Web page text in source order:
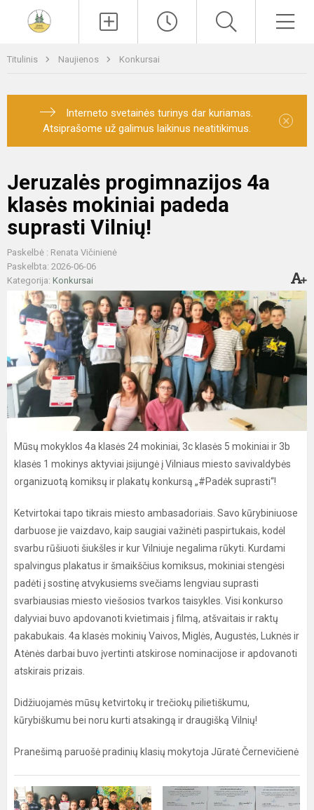
Titulinis Naujienos Konkursai
Interneto svetainės turinys dar kuriamas.
Atsiprašome už galimus laikinus neatitikimus.
×
Jeruzalės progimnazijos 4a
klasės mokiniai padeda
suprasti Vilnių!
Paskelbė : Renata Vičinienė
Paskelbta: 2026-06-06
Kategorija: Konkursai
Mūsų mokyklos 4a klasės 24 mokiniai, 3c klasės 5 mokiniai ir 3b
klasės 1 mokinys aktyviai įsijungė į Vilniaus miesto savivaldybės
organizuotą komiksų ir plakatų konkursą „#Padėk suprasti“!
Ketvirtokai tapo tikrais miesto ambasadoriais. Savo kūrybiniuose
darbuose jie vaizdavo, kaip saugiai važinėti paspirtukais, kodėl
svarbu rūšiuoti šiukšles ir kur Vilniuje negalima rūkyti. Kurdami
spalvingus plakatus ir šmaikščius komiksus, mokiniai stengėsi
padėti į sostinę atvykusiems svečiams lengviau suprasti
svarbiausias miesto viešosios tvarkos taisykles. Visi konkurso
dalyviai buvo apdovanoti kvietimais į filmą, atšvaitais ir raktų
pakabukais. 4a klasės mokinių Vaivos, Miglės, Augustės, Luknės ir
Atėnės darbai buvo įvertinti atskirose nominacijose ir apdovanoti
atskirais prizais.
Didžiuojamės mūsų ketvirtokų ir trečiokų pilietiškumu,
kūrybiškumu bei noru kurti atsakingą ir draugišką Vilnių!
Pranešimą paruošė pradinių klasių mokytoja Jūratė Černevičienė